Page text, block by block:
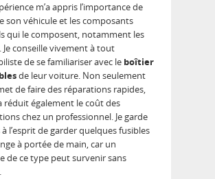
m’a appris l’importance de
son véhicule et les composants
qui le composent, notamment les
. Je conseille vivement à tout
de se familiariser avec le boîtier
de leur voiture. Non seulement
de faire des réparations rapides,
réduit également le coût des
chez un professionnel. Je garde
l’esprit de garder quelques fusibles
à portée de main, car un
de ce type peut survenir sans